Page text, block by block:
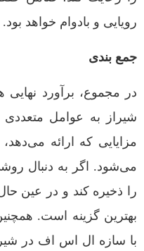
رویایی و بادوام خواهد بود.
جمع بندی
شیراز به عوامل متعددی
مزایایی که ارائه
می‌شود. اگر به دنبال
بهترین گزینه است.
با سازه ال اس اف در